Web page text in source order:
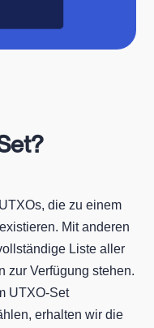
die zu einem
Mit anderen
Liste aller
zur Verfügung stehen.
UTXO-Set
erhalten wir die